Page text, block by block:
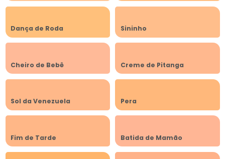
Dança de Roda Sininho
Cheiro de Bebê Creme de Pitanga
Sol da Venezuela Pera
Fim de Tarde Batida de Mamão